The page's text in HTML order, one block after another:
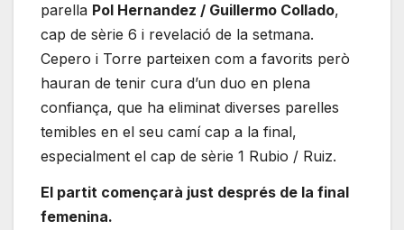
parella Pol Hernandez / Guillermo Collado,
cap de sèrie 6 i revelació de la setmana.
Cepero i Torre parteixen com a favorits però
hauran de tenir cura d’un duo en plena
confiança, que ha eliminat diverses parelles
temibles en el seu camí cap a la final,
especialment el cap de sèrie 1 Rubio / Ruiz.
El partit començarà just després de la final
femenina.